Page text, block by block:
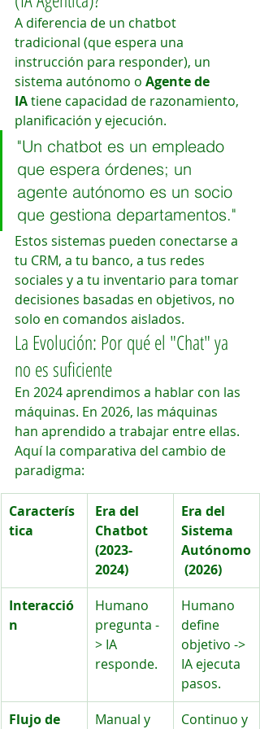
A diferencia de un chatbot
tradicional (que espera una
instrucción para responder), un
sistema autónomo o Agente de
IA tiene capacidad de razonamiento,
planificación y ejecución.
"Un chatbot es un empleado
que espera órdenes; un
agente autónomo es un socio
que gestiona departamentos."
Estos sistemas pueden conectarse a
tu CRM, a tu banco, a tus redes
sociales y a tu inventario para tomar
decisiones basadas en objetivos, no
solo en comandos aislados.
La Evolución: Por qué el "Chat" ya
no es suficiente
En 2024 aprendimos a hablar con las
máquinas. En 2026, las máquinas
han aprendido a trabajar entre ellas.
Aquí la comparativa del cambio de
paradigma:
Caracterís
tica
Era del
Chatbot
(2023-
2024)
Era del
Sistema
Autónomo
(2026)
Interacció
n
Humano
pregunta -
> IA
responde.
Humano
define
objetivo ->
IA ejecuta
pasos.
Flujo de
Manual y Continuo y